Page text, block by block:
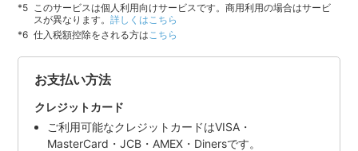
このサービスは個人利用向けサービスです。商用利用の場合はサービ
スが異なります。詳しくはこちら
仕入税額控除をされる方は こちら
お支払い方法
クレジットカード
ご利用可能なクレジットカードはVISA・
MasterCard・JCB・AMEX・Dinersです。